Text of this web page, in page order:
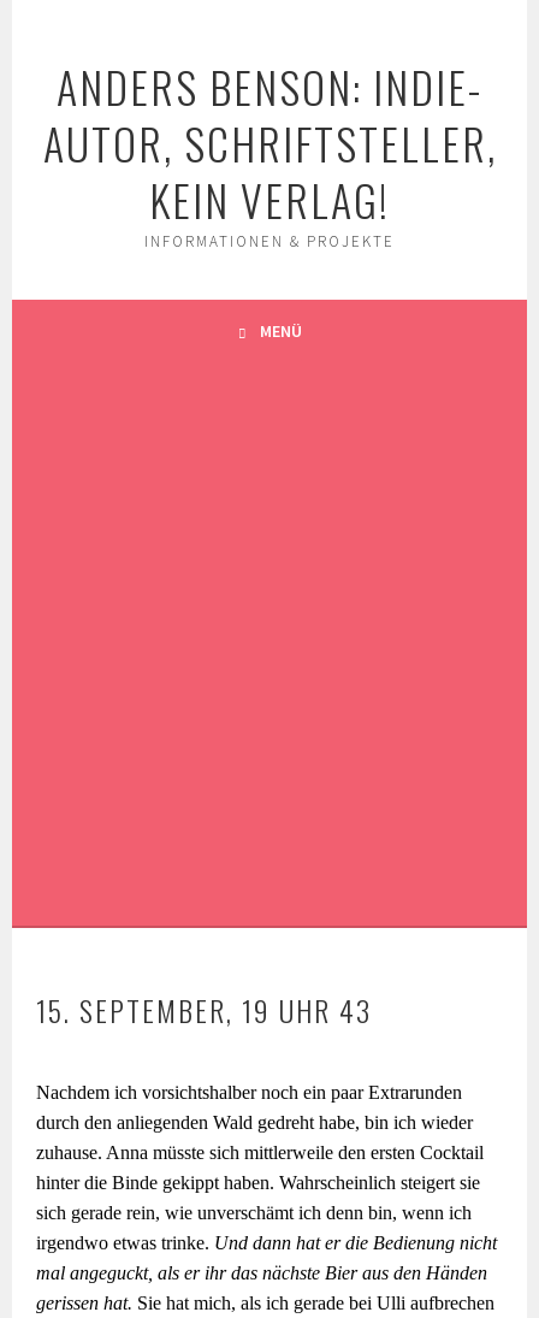
ANDERS BENSON: INDIE-
AUTOR, SCHRIFTSTELLER,
KEIN VERLAG!
INFORMATIONEN & PROJEKTE
MENÜ
15. SEPTEMBER, 19 UHR 43
Nachdem ich vorsichtshalber noch ein paar Extrarunden
durch den anliegenden Wald gedreht habe, bin ich wieder
zuhause. Anna müsste sich mittlerweile den ersten Cocktail
hinter die Binde gekippt haben. Wahrscheinlich steigert sie
sich gerade rein, wie unverschämt ich denn bin, wenn ich
irgendwo etwas trinke. Und dann hat er die Bedienung nicht
mal angeguckt, als er ihr das nächste Bier aus den Händen
gerissen hat. Sie hat mich, als ich gerade bei Ulli aufbrechen